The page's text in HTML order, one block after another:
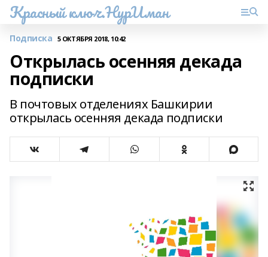
Красный ключ.НурИман
Подписка 5 ОКТЯБРЯ 2018, 10:42
Открылась осенняя декада
подписки
В почтовых отделениях Башкирии
открылась осенняя декада подписки